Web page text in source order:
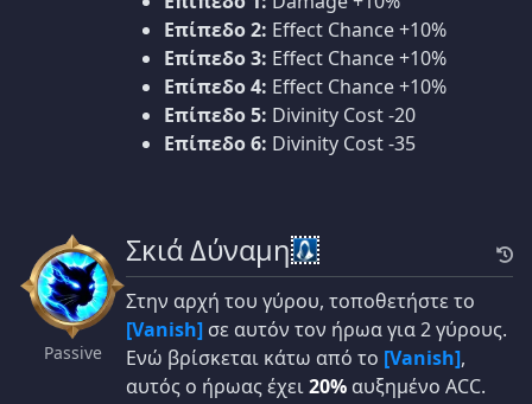
Επίπεδο 2: Effect Chance +10%
Επίπεδο 3: Effect Chance +10%
Επίπεδο 4: Effect Chance +10%
Επίπεδο 5: Divinity Cost -20
Επίπεδο 6: Divinity Cost -35
Passive
Σκιά Δύναμη
Στην αρχή του γύρου, τοποθετήστε το
[Vanish] σε αυτόν τον ήρωα για 2 γύρους.
Ενώ βρίσκεται κάτω από το [Vanish],
αυτός ο ήρωας έχει20% αυξημένο ACC.